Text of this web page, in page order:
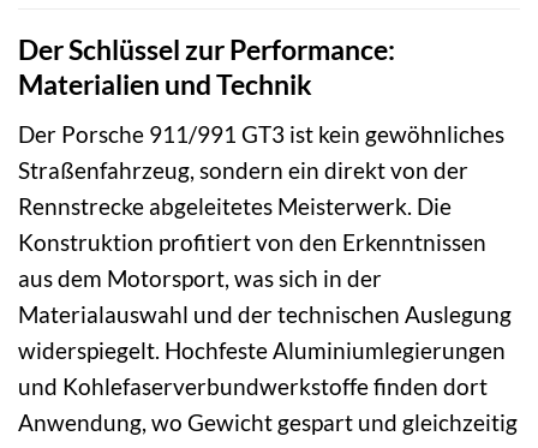
Der Schlüssel zur Performance:
Materialien und Technik
Der Porsche 911/991 GT3 ist kein gewöhnliches
Straßenfahrzeug, sondern ein direkt von der
Rennstrecke abgeleitetes Meisterwerk. Die
Konstruktion profitiert von den Erkenntnissen
aus dem Motorsport, was sich in der
Materialauswahl und der technischen Auslegung
widerspiegelt. Hochfeste Aluminiumlegierungen
und Kohlefaserverbundwerkstoffe finden dort
Anwendung, wo Gewicht gespart und gleichzeitig